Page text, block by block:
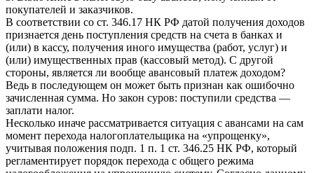
покупателей и заказчиков.
В соответствии со ст. 346.17 НК РФ датой получения доходов
признается день поступления средств на счета в банках и
(или) в кассу, получения иного имущества (работ, услуг) и
(или) имущественных прав (кассовый метод). С другой
стороны, является ли вообще авансовый платеж доходом?
Ведь в последующем он может быть признан как ошибочно
зачисленная сумма. Но закон суров: поступили средства —
заплати налог.
Несколько иначе рассматривается ситуация с авансами на сам
момент перехода налогоплательщика на «упрощенку»,
учитывая положения подп. 1 п. 1 ст. 346.25 НК РФ, который
регламентирует порядок перехода с общего режима